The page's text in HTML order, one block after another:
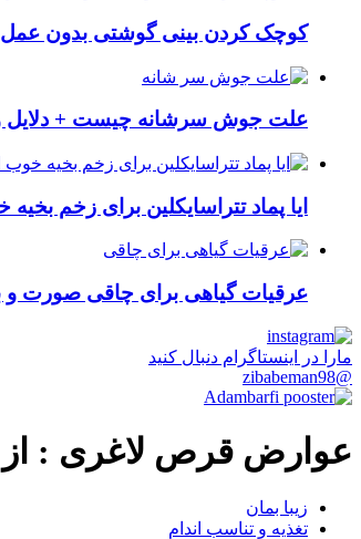
کوچک کردن بینی گوشتی بدون
علت جوش سرشانه چیست + دلایل و
ایا پماد تتراسایکلین برای زخم
عرقیات گیاهی برای چاقی صورت و
مارا در اینستاگرام دنبال کنید
@zibabeman98
عوارض قرص لاغری :
زیبا بمان
تغذیه و تناسب اندام